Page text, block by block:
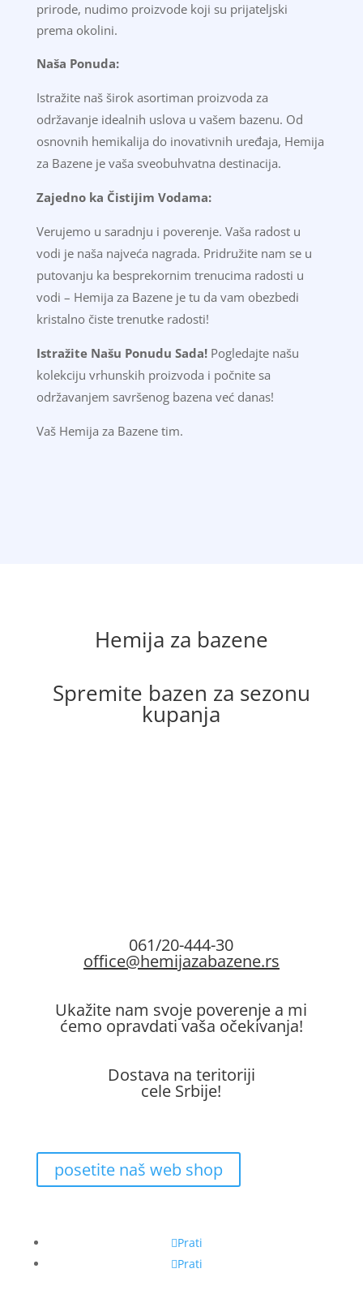
prirode, nudimo proizvode koji su prijateljski
prema okolini.
Naša Ponuda:
Istražite naš širok asortiman proizvoda za
održavanje idealnih uslova u vašem bazenu. Od
osnovnih hemikalija do inovativnih uređaja, Hemija
za Bazene je vaša sveobuhvatna destinacija.
Zajedno ka Čistijim Vodama:
Verujemo u saradnju i poverenje. Vaša radost u
vodi je naša najveća nagrada. Pridružite nam se u
putovanju ka besprekornim trenucima radosti u
vodi – Hemija za Bazene je tu da vam obezbedi
kristalno čiste trenutke radosti!
Istražite Našu Ponudu Sada!Pogledajte našu
kolekciju vrhunskih proizvoda i počnite sa
održavanjem savršenog bazena već danas!
Vaš Hemija za Bazene tim.
Hemija za bazene
Spremite bazen za sezonu
kupanja
061/20-444-30
office@hemijazabazene.rs
Ukažite nam svoje poverenje a mi
ćemo opravdati vaša očekivanja!
Dostava na teritoriji
cele Srbije!
posetite naš web shop
Prati
Prati